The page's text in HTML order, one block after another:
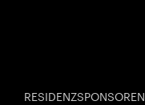
RESIDENZSPONSOREN